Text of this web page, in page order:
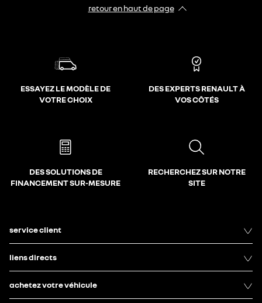
retour en haut de page​
ESSAYEZ LE MODÈLE DE
VOTRE CHOIX
DES EXPERTS RENAULT À
VOS CÔTÉS
DES SOLUTIONS DE
FINANCEMENT SUR-MESURE
RECHERCHEZ SUR NOTRE
SITE
service client
liens directs
achetez votre véhicule